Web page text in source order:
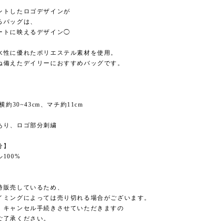
トしたロゴデザインが
ッグは、
トに映えるデザイン◯
性に優れたポリエステル素材を使用。
備えたデイリーにおすすめバッグです。
約30~43cm、マチ約11cm
り、ロゴ部分刺繍
100%
売しているため、
ミングによっては売り切れる場合がございます。
キャンセル手続きさせていただきますの
承ください。